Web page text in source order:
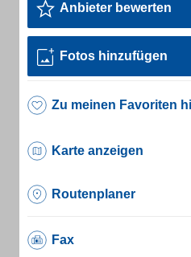
Anbieter bewerten
Fotos hinzufügen
Zu meinen Favoriten
Karte anzeigen
Routenplaner
Fax